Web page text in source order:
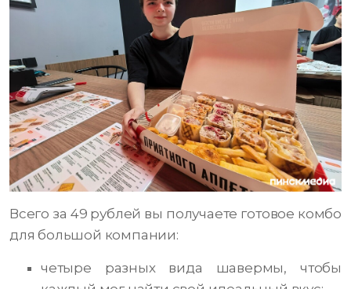
Всего за 49 рублей вы получаете готовое комбо
для большой компании:
четыре разных вида шавермы, чтобы